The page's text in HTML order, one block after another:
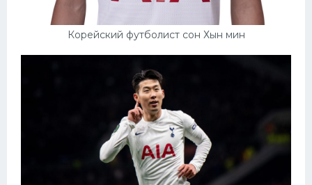
Корейский футболист сон Хын мин